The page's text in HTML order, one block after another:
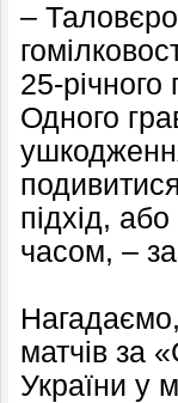
–
25-
Одного
підхід,
часом, –
матчів за
України у